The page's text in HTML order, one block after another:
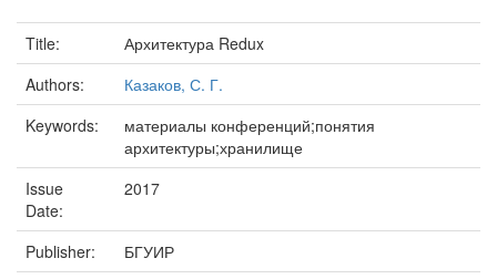
Title:
Архитектура Redux
Authors:
Казаков, С. Г.
Keywords:
материалы конференций;понятия
архитектуры;хранилище
Issue
Date:
2017
Publisher:
БГУИР